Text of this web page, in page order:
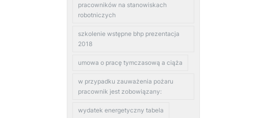
pracowników na stanowiskach
robotniczych
szkolenie wstępne bhp prezentacja
2018
umowa o pracę tymczasową a ciąża
w przypadku zauważenia pożaru
pracownik jest zobowiązany:
wydatek energetyczny tabela